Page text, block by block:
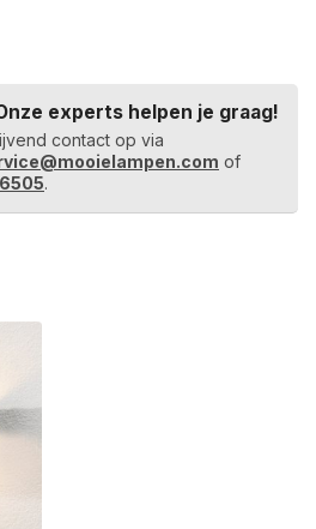
experts helpen je graag!
contact op via
of
.